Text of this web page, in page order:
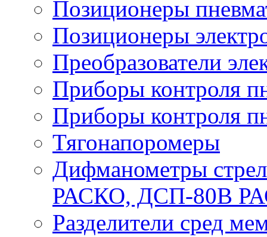
Позиционеры
Позиционеры
Преобразователи
Приборы контроля
Приборы контроля
Тягонапоромеры
Дифманометры
РАСКО, ДСП-80В
Разделители сред